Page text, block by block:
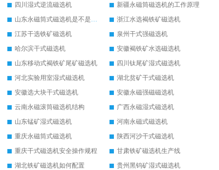
四川湿式逆流磁选机
新疆永磁筒磁选机的工作原理
山东永磁筒式磁选机是不是强磁
浙江水选褐铁矿磁选机
江苏干选铁矿磁选机
泉州干式强磁选机
哈尔滨干式磁选机
安徽褐铁矿水选磁选机
山东移动式褐铁矿尾矿磁选机
四川钛尾矿湿式磁选机
河北实验用室湿式磁选机
湖北贫矿干式磁选机
安徽选大块干式磁选机
安徽永磁强磁磁选机
云南永磁滚筒磁选机结构
广西永磁湿式磁选机
山东锰矿湿式磁选机
河南永磁式磁选机
重庆永磁筒式磁选机
陕西河沙干式磁选机
重庆干式磁选机安全操作规程
甘肃铁矿磁选机生产线
湖北铁矿磁选机如何配置
贵州黑钨矿湿式磁选机